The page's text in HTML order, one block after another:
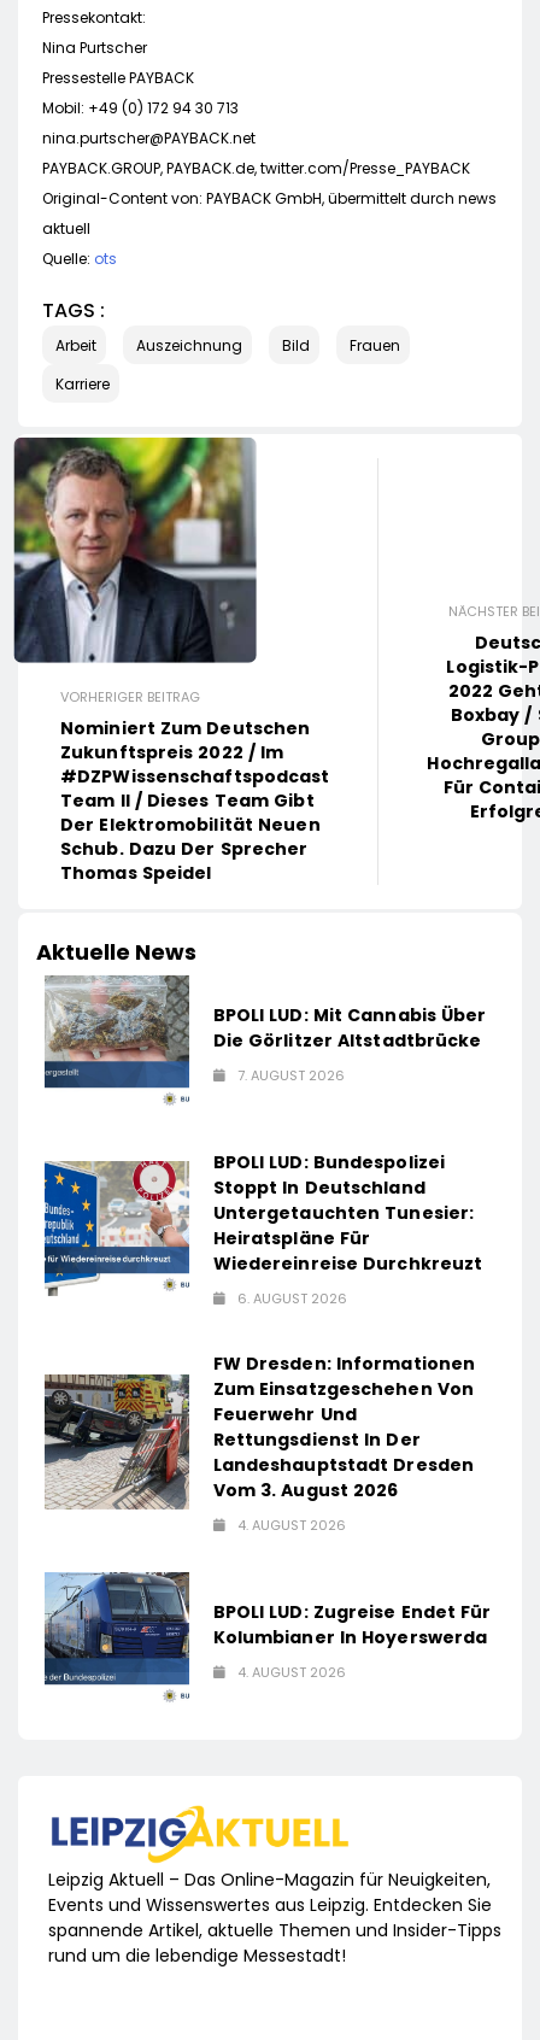
Pressekontakt:
Nina Purtscher
Pressestelle PAYBACK
Mobil: +49 (0) 172 94 30 713
nina.purtscher@PAYBACK.net
PAYBACK.GROUP, PAYBACK.de, twitter.com/Presse_PAYBACK
Original-Content von: PAYBACK GmbH, übermittelt durch news
aktuell
Quelle: ots
TAGS :
Arbeit Auszeichnung Bild
Frauen
Karriere
VORHERIGER BEITRAG
Nominiert Zum Deutschen
Zukunftspreis 2022 / Im
#DZPWissenschaftspodcast
Team II / Dieses Team Gibt
Der Elektromobilität Neuen
Schub. Dazu Der Sprecher
Thomas Speidel
NÄCHSTER
Logistik-
2022
Boxbay /
Für
Aktuelle News
BPOLI LUD: Mit Cannabis Über
Die Görlitzer Altstadtbrücke
7. AUGUST 2026
BPOLI LUD: Bundespolizei
Stoppt In Deutschland
Untergetauchten Tunesier:
Heiratspläne Für
Wiedereinreise Durchkreuzt
6. AUGUST 2026
FW Dresden: Informationen
Zum Einsatzgeschehen Von
Feuerwehr Und
Rettungsdienst In Der
Landeshauptstadt Dresden
Vom 3. August 2026
4. AUGUST 2026
BPOLI LUD: Zugreise Endet Für
Kolumbianer In Hoyerswerda
4. AUGUST 2026
Leipzig Aktuell – Das Online-Magazin für Neuigkeiten,
Events und Wissenswertes aus Leipzig. Entdecken Sie
spannende Artikel, aktuelle Themen und Insider-Tipps
rund um die lebendige Messestadt!